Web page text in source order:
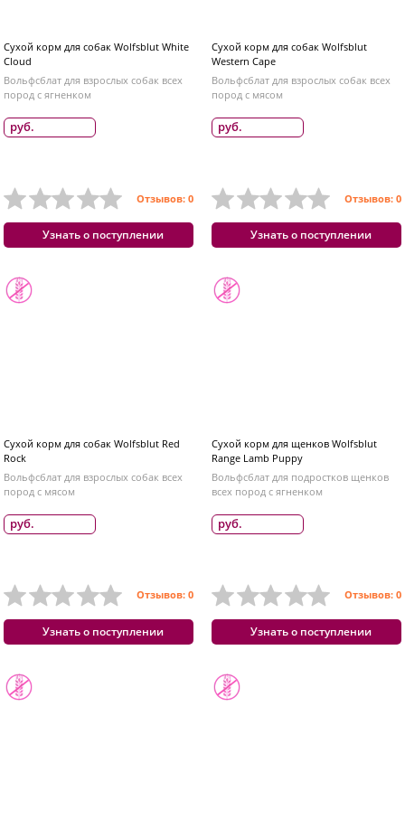
Сухой корм для собак Wolfsblut White
Cloud
Вольфсблат для взрослых собак всех
пород с ягненком
руб.
Отзывов: 0
Узнать о поступлении
Сухой корм для собак Wolfsblut
Western Cape
Вольфсблат для взрослых собак всех
пород с мясом
руб.
Отзывов: 0
Узнать о поступлении
Сухой корм для собак Wolfsblut Red
Rock
Вольфсблат для взрослых собак всех
пород с мясом
руб.
Отзывов: 0
Узнать о поступлении
Сухой корм для щенков Wolfsblut
Range Lamb Puppy
Вольфсблат для подростков щенков
всех пород с ягненком
руб.
Отзывов: 0
Узнать о поступлении